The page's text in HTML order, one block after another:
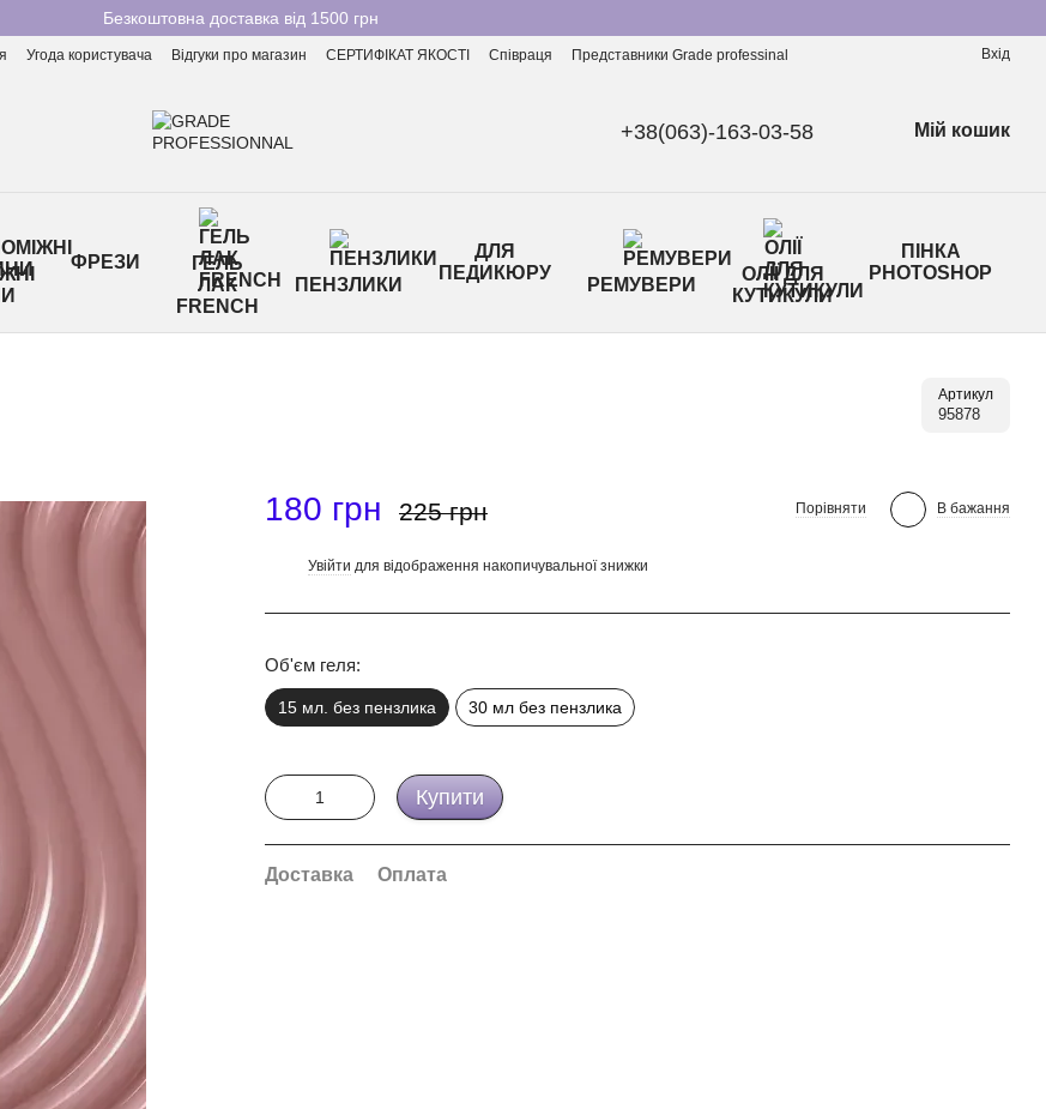
Безкоштовна доставка від 1500 грн
Угода користувача Відгуки про магазин СЕРТИФІКАТ ЯКОСТІ Співраця Представники Grade professinal Вхід
+38(063)-163-03-58 Мій кошик
ФРЕЗИ
ГЕЛЬ
ЛАК
FRENCH
ПЕНЗЛИКИ
ДЛЯ
ПЕДИКЮРУ
РЕМУВЕРИ
ОЛІЇ ДЛЯ
КУТИКУЛИ
ПІНКА
PHOTOSHOP
Артикул
95878
180 грн 225 грн Порівняти В бажання
Увійти для відображення накопичувальної знижки
Об'єм геля:
15 мл. без пензлика 30 мл без пензлика
Купити
Доставка Оплата